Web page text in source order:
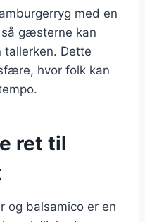
med en
gæsterne kan
Dette
hvor folk kan
ret til
og balsamico er en